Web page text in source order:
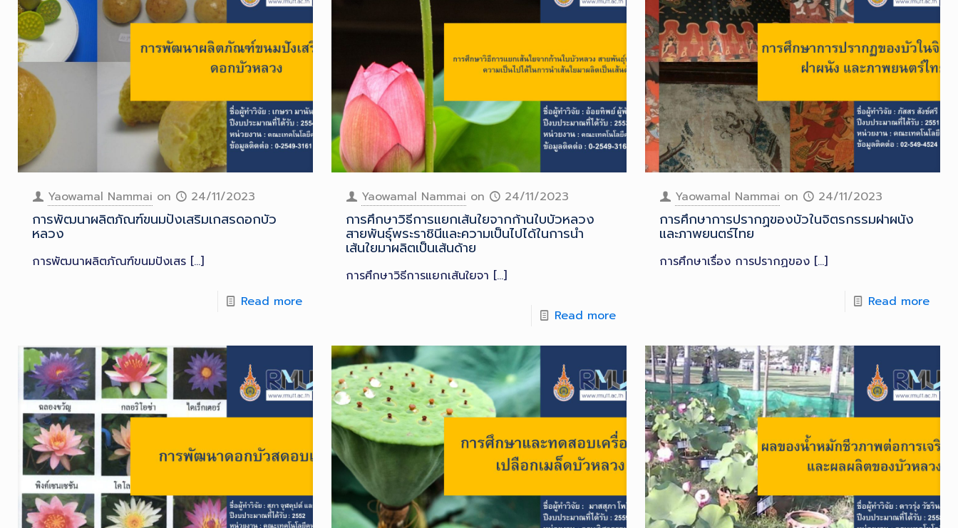
Yaowamal Nammai on 24/11/2023
การพัฒนาผลิตภัณฑ์ขนมปังเสริมเกสรดอกบัว
หลวง
การพัฒนาผลิตภัณฑ์ขนมปังเสร […]
Read more
Yaowamal Nammai on 24/11/2023
การศึกษาวิธีการแยกเส้นใยจากก้านใบบัวหลวง
สายพันธุ์พระราชินีและความเป็นไปได้ในการนำ
เส้นใยมาผลิตเป็นเส้นด้าย
การศึกษาวิธีการแยกเส้นใยจา […]
Read more
Yaowamal Nammai on 24/11/2023
การศึกษาการปรากฏของบัวในจิตรกรรมฝาผนัง
และภาพยนตร์ไทย
การศึกษาเรื่อง การปรากฏของ […]
Read more